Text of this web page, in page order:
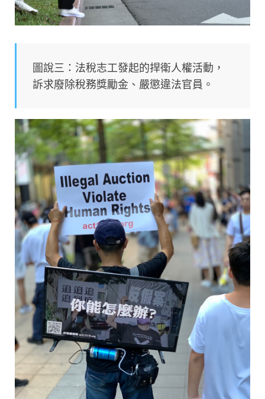
圖說三：法稅志工發起的捍衛人權活動，
訴求廢除稅務獎勵金、嚴懲違法官員。